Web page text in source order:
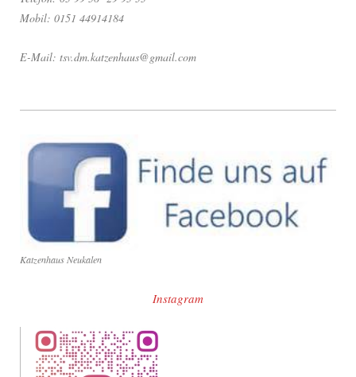
Mobil: 0151 44914184
E-Mail: tsv.dm.katzenhaus@gmail.com
Katzenhaus Neukalen
Instagram